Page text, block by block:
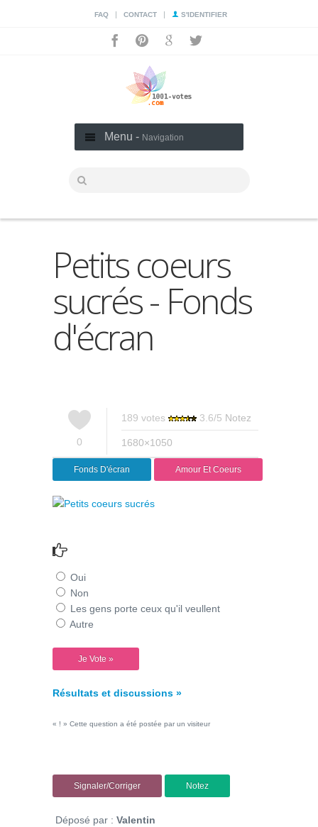
FAQ | CONTACT | S'IDENTIFIER
Menu - Navigation
Petits coeurs
sucrés - Fonds
d'écran
0
189 votes 3.6/5 Notez
1680×1050
Fonds D'écran Amour Et Coeurs
Oui
Non
Les gens porte ceux qu'il veullent
Autre
Résultats et discussions »
« ! » Cette question a été postée par un visiteur
Signaler/Corriger Notez
Déposé par : Valentin